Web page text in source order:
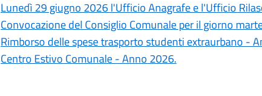
Lunedì 29 giugno 2026 l'Ufficio Anagrafe e l'Ufficio
Convocazione del Consiglio Comunale per il giorno
Rimborso delle spese trasporto studenti extraurbano -
Centro Estivo Comunale - Anno 2026.